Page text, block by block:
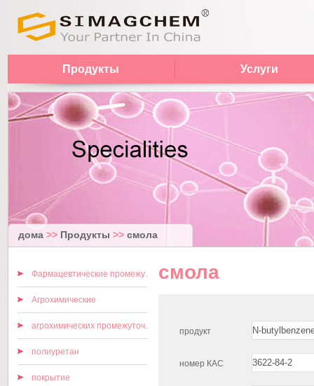
Продукты Услуги
дома>> Продукты >> смола
Фармацевтические промежуточные
Агрохимические
агрохимических промежуточных
полиуретан
покрытие
смола
продукт
номер КАС